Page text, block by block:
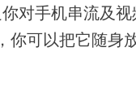
对手机串流及
你可以把它随身